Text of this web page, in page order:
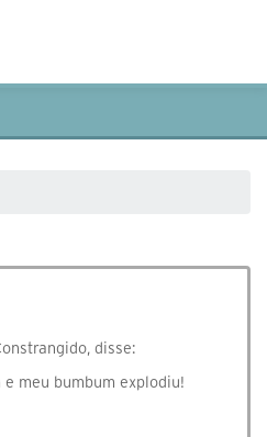
disse:
meu bumbum explodiu!